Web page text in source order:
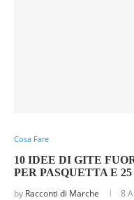
Cosa Fare
10 IDEE DI GITE
PER PASQUETTA E
by Racconti di Marche 8